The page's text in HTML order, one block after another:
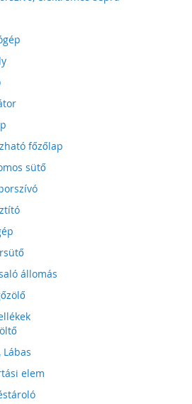
főzőlap
sütő
állomás
Lábas
elem